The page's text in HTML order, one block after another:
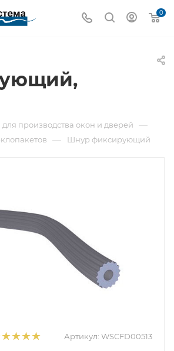
0
производства окон и дверей —
— Шнур фиксирующий
Артикул: WSCFD00513